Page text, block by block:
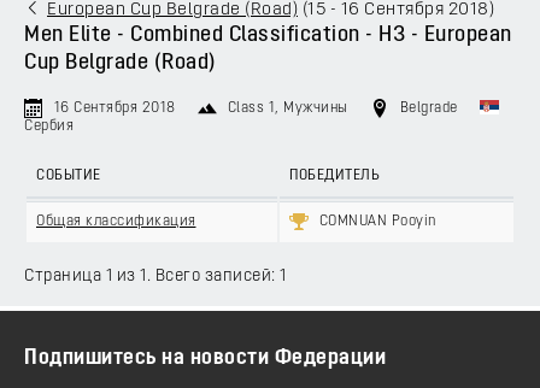
European Cup Belgrade (Road) (15 - 16 Сентября 2018 )
Men Elite - Combined Classification - H3 - European
Cup Belgrade (Road)
16 Сентября 2018 Class 1 , Мужчины
Belgrade
Сербия
СОБЫТИЕ ПОБЕДИТЕЛЬ
Общая классификация COMNUAN Pooyin
Страница 1 из 1. Всего записей: 1
Подпишитесь на новости Федерации